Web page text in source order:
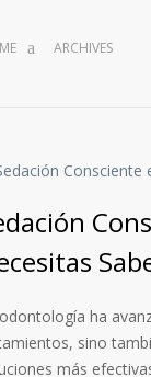
ARCHIVES
ha
sino
más